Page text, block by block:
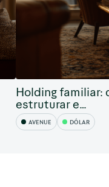
Holding familiar:
estruturar e…
AVENUE DÓLAR